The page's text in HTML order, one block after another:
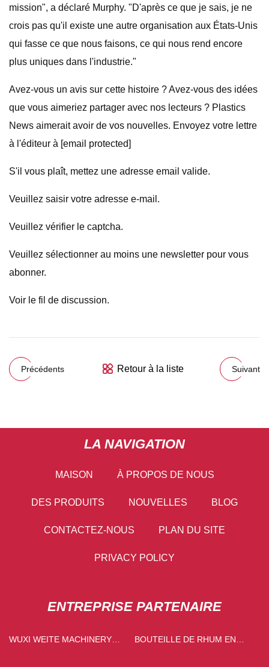
mission", a déclaré Murphy. "D'après ce que je sais, je ne
crois pas qu'il existe une autre organisation aux États-Unis
qui fasse ce que nous faisons, ce qui nous rend encore
plus uniques dans l'industrie."
Avez-vous un avis sur cette histoire ? Avez-vous des idées
que vous aimeriez partager avec nos lecteurs ? Plastics
News aimerait avoir de vos nouvelles. Envoyez votre lettre
à l'éditeur à [email protected]
S'il vous plaît, mettez une adresse email valide.
Veuillez saisir votre adresse e-mail.
Veuillez vérifier le captcha.
Veuillez sélectionner au moins une newsletter pour vous
abonner.
Voir le fil de discussion.
Précédents Retour à la liste Suivant
LA NAVIGATION
MAISON À PROPOS DE NOUS
DES PRODUITS NOUVELLES BLOG
CONTACTEZ-NOUS PLAN DU SITE
PRIVACY POLICY
ENTREPRISE PARTENAIRE
WUXI WEITE MACHINERY
BOUTEILLE DE RHUM EN